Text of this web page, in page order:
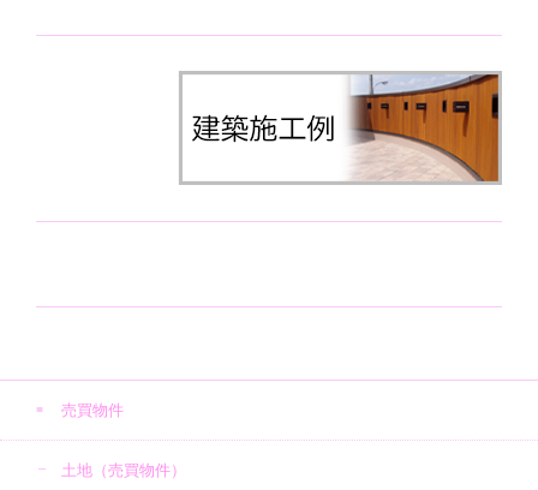
売買物件
土地（売買物件）